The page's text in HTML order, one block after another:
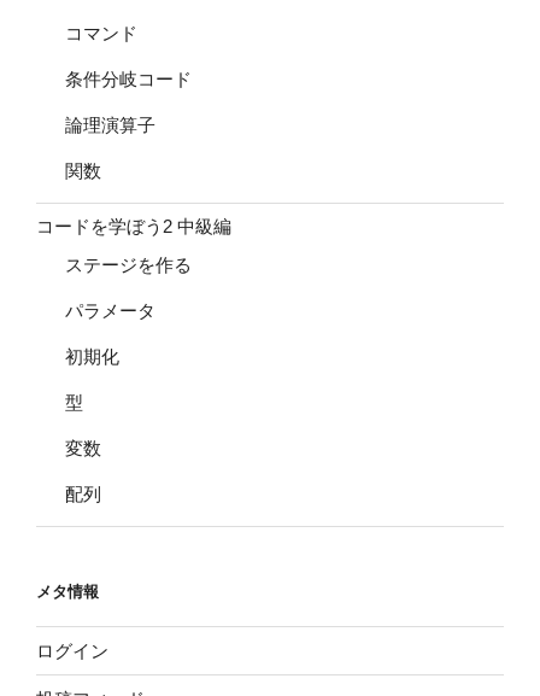
コマンド
条件分岐コード
論理演算子
関数
コードを学ぼう2 中級編
ステージを作る
パラメータ
初期化
型
変数
配列
メタ情報
ログイン